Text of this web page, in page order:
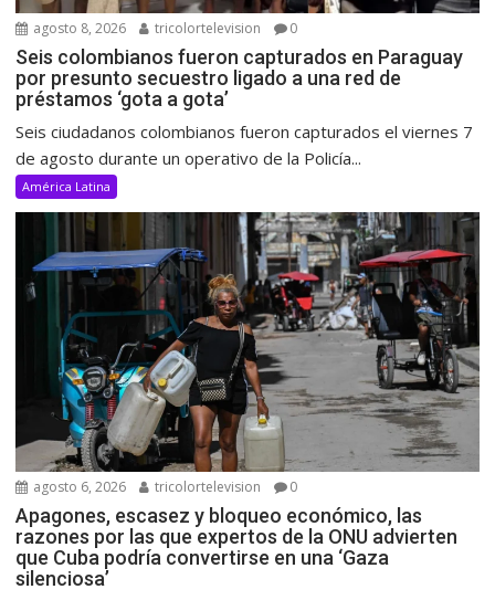
agosto 8, 2026 tricolortelevision 0
Seis colombianos fueron capturados en Paraguay
por presunto secuestro ligado a una red de
préstamos ‘gota a gota’
Seis ciudadanos colombianos fueron capturados el viernes 7
de agosto durante un operativo de la Policía...
América Latina
agosto 6, 2026 tricolortelevision 0
Apagones, escasez y bloqueo económico, las
razones por las que expertos de la ONU advierten
que Cuba podría convertirse en una ‘Gaza
silenciosa’